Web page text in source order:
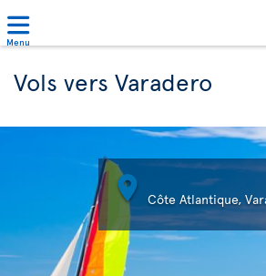
Menu
Vols vers Varadero
 Côte Atlantique,